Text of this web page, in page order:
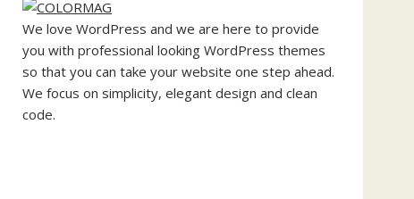
We love WordPress and we are here to provide
you with professional looking WordPress themes
so that you can take your website one step ahead.
We focus on simplicity, elegant design and clean
code.